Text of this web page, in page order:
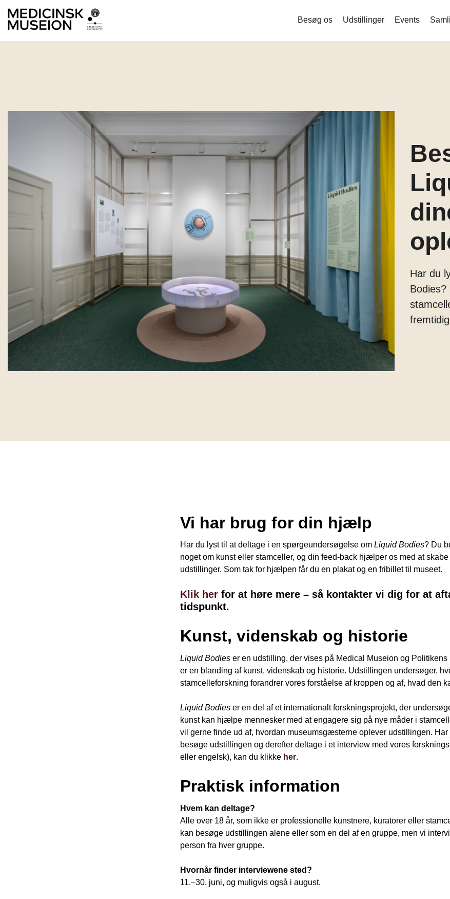
Besøg os Udstillinger
Mind the Gut
Margarine
Tænder
Events
Har du
Vi har brug for din hjælp
Har du lyst til at deltage i en spørgeundersøgelse om Liquid Bodies? Du
noget om kunst eller stamceller, og din feed-back hjælper os med at
udstillinger. Som tak for hjælpen får du en plakat og en fribillet til museet.
Klik her for at høre mere – så kontakter vi dig for at
tidspunkt.
Kunst, videnskab og historie
Liquid Bodies er en udstilling, der vises på Medical Museion og Politikens
er en blanding af kunst, videnskab og historie. Udstillingen undersøger,
stamcelleforskning forandrer vores forståelse af kroppen og af, hvad den
Liquid Bodies er en del af et internationalt forskningsprojekt, der
kunst kan hjælpe mennesker med at engagere sig på nye måder i
vil gerne finde ud af, hvordan museumsgæsterne oplever udstillingen. Har
besøge udstillingen og derefter deltage i et interview med vores
eller engelsk), kan du klikke her.
Praktisk information
Hvem kan deltage?
Alle over 18 år, som ikke er professionelle kunstnere, kuratorer eller
kan besøge udstillingen alene eller som en del af en gruppe, men vi
person fra hver gruppe.
Hvornår finder interviewene sted?
11.–30. juni, og muligvis også i august.